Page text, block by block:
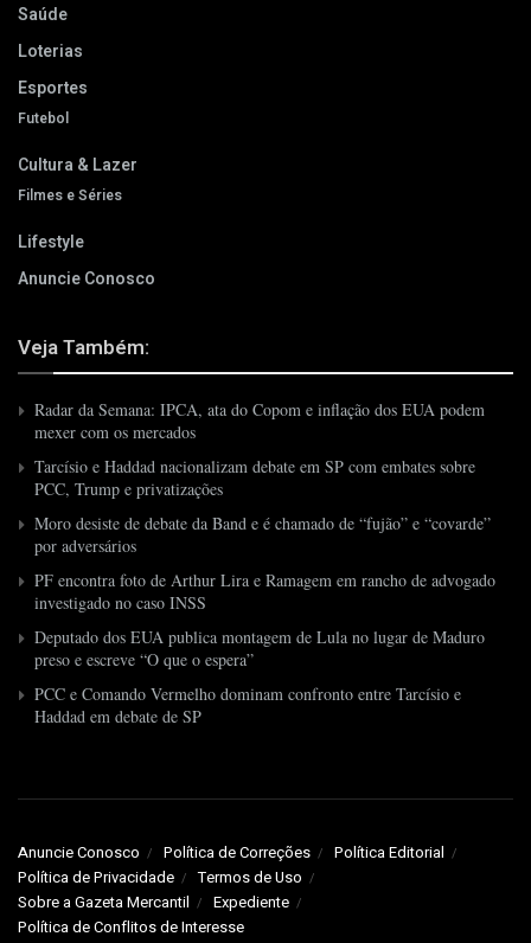
Saúde
Loterias
Esportes
Futebol
Cultura & Lazer
Filmes e Séries
Lifestyle
Anuncie Conosco
Veja Também:
Radar da Semana: IPCA, ata do Copom e inflação dos EUA podem
mexer com os mercados
Tarcísio e Haddad nacionalizam debate em SP com embates sobre
PCC, Trump e privatizações
Moro desiste de debate da Band e é chamado de “fujão” e “covarde”
por adversários
PF encontra foto de Arthur Lira e Ramagem em rancho de advogado
investigado no caso INSS
Deputado dos EUA publica montagem de Lula no lugar de Maduro
preso e escreve “O que o espera”
PCC e Comando Vermelho dominam confronto entre Tarcísio e
Haddad em debate de SP
Anuncie Conosco Política de Correções
Política Editorial
Política de Privacidade
Termos de Uso
Sobre a Gazeta Mercantil
Expediente
Política de Conflitos de Interesse